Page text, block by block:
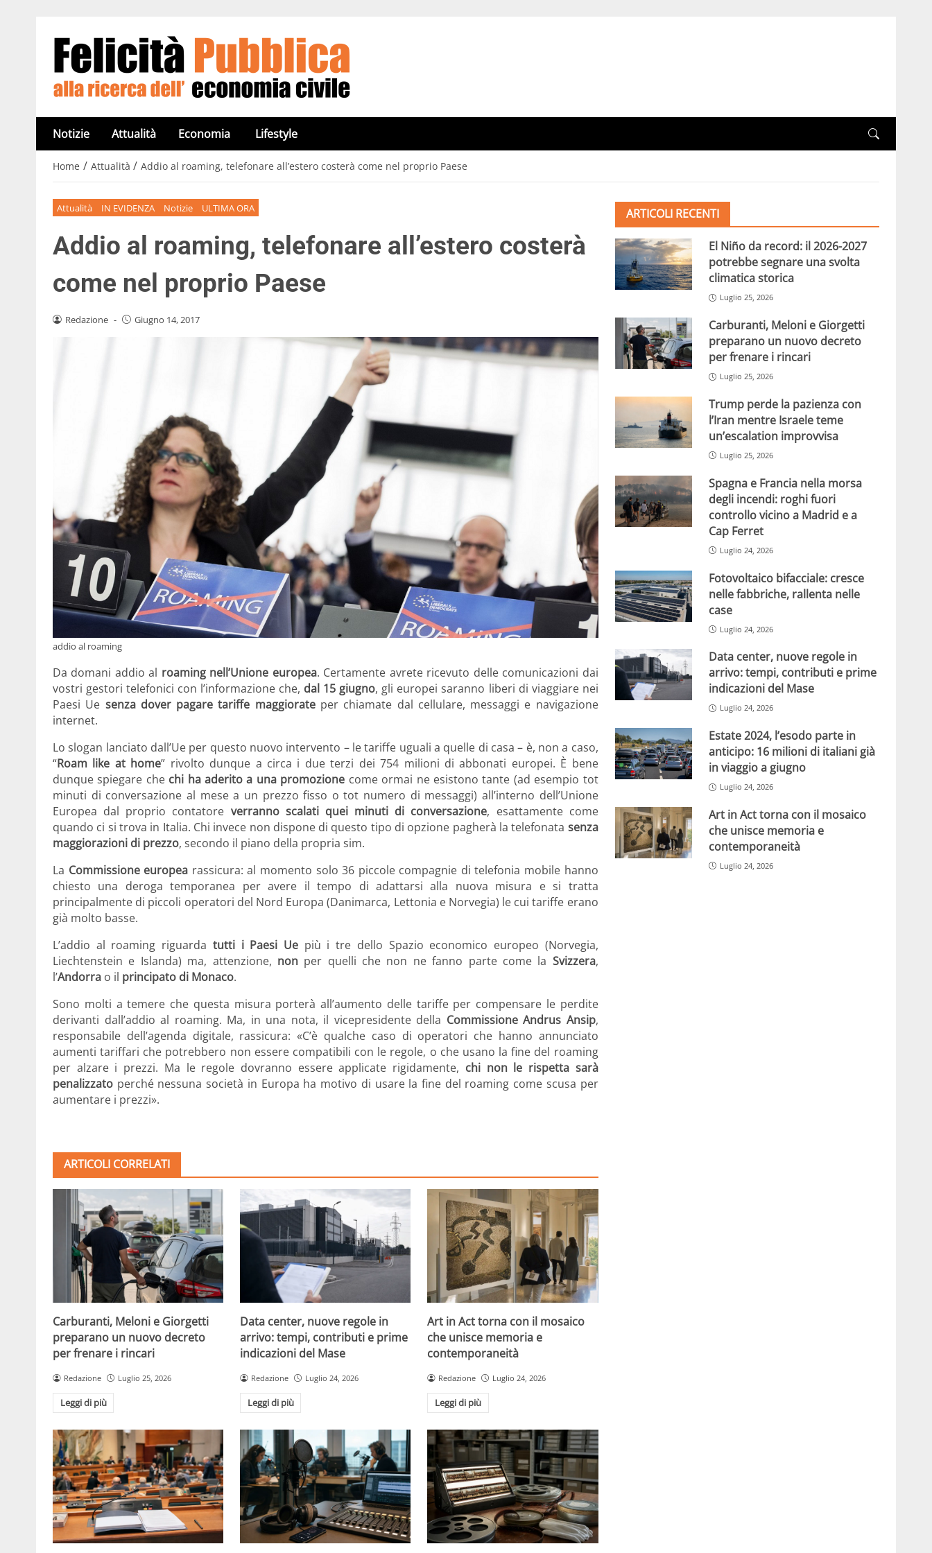
Notizie Attualità Economia Lifestyle
Home / Attualità / Addio al roaming, telefonare all’estero costerà come nel proprio Paese
Attualità IN EVIDENZA Notizie ULTIMA ORA
Addio al roaming, telefonare all’estero costerà
come nel proprio Paese
Redazione - Giugno 14, 2017
addio al roaming
Da domani addio al roaming nell’Unione europea. Certamente avrete ricevuto delle comunicazioni dai
vostri gestori telefonici con l’informazione che, dal 15 giugno, gli europei saranno liberi di viaggiare nei
Paesi Ue senza dover pagare tariffe maggiorateper chiamate dal cellulare, messaggi e navigazione
internet.
Lo slogan lanciato dall’Ue per questo nuovo intervento – le tariffe uguali a quelle di casa – è, non a caso,
“Roam like at home” rivolto dunque a circa i due terzi dei 754 milioni di abbonati europei. È bene
dunque spiegare che chi ha aderito a una promozione come ormai ne esistono tante (ad esempio tot
minuti di conversazione al mese a un prezzo fisso o tot numero di messaggi) all’interno dell’Unione
Europea dal proprio contatore verranno scalati quei minuti di conversazione, esattamente come
quando ci si trova in Italia. Chi invece non dispone di questo tipo di opzione pagherà la telefonata senza
maggiorazioni di prezzo, secondo il piano della propria sim.
La Commissione europea rassicura: al momento solo 36 piccole compagnie di telefonia mobile hanno
chiesto una deroga temporanea per avere il tempo di adattarsi alla nuova misura e si tratta
principalmente di piccoli operatori del Nord Europa (Danimarca, Lettonia e Norvegia) le cui tariffe erano
già molto basse.
L’addio al roaming riguarda tutti i Paesi Uepiù i tre dello Spazio economico europeo (Norvegia,
Liechtenstein e Islanda) ma, attenzione, nonper quelli che non ne fanno parte come la Svizzera,
l’Andorra o il principato di Monaco.
Sono molti a temere che questa misura porterà all’aumento delle tariffe per compensare le perdite
derivanti dall’addio al roaming. Ma, in una nota, il vicepresidente della Commissione Andrus Ansip,
responsabile dell’agenda digitale, rassicura: «C’è qualche caso di operatori che hanno annunciato
aumenti tariffari che potrebbero non essere compatibili con le regole, o che usano la fine del roaming
per alzare i prezzi. Ma le regole dovranno essere applicate rigidamente, chi non le rispetta sarà
penalizzato perché nessuna società in Europa ha motivo di usare la fine del roaming come scusa per
aumentare i prezzi».
ARTICOLI CORRELATI
Carburanti, Meloni e Giorgetti
preparano un nuovo decreto
per frenare i rincari
Redazione Luglio 25, 2026
Leggi di più
Data center, nuove regole in
arrivo: tempi, contributi e prime
indicazioni del Mase
Redazione Luglio 24, 2026
Leggi di più
Art in Act torna con il mosaico
che unisce memoria e
contemporaneità
Redazione Luglio 24, 2026
Leggi di più
ARTICOLI RECENTI
El Niño da record: il 2026-2027
potrebbe segnare una svolta
climatica storica
Luglio 25, 2026
Carburanti, Meloni e Giorgetti
preparano un nuovo decreto
per frenare i rincari
Luglio 25, 2026
Trump perde la pazienza con
l’Iran mentre Israele teme
un’escalation improvvisa
Luglio 25, 2026
Spagna e Francia nella morsa
degli incendi: roghi fuori
controllo vicino a Madrid e a
Cap Ferret
Luglio 24, 2026
Fotovoltaico bifacciale: cresce
nelle fabbriche, rallenta nelle
case
Luglio 24, 2026
Data center, nuove regole in
arrivo: tempi, contributi e prime
indicazioni del Mase
Luglio 24, 2026
Estate 2024, l’esodo parte in
anticipo: 16 milioni di italiani già
in viaggio a giugno
Luglio 24, 2026
Art in Act torna con il mosaico
che unisce memoria e
contemporaneità
Luglio 24, 2026